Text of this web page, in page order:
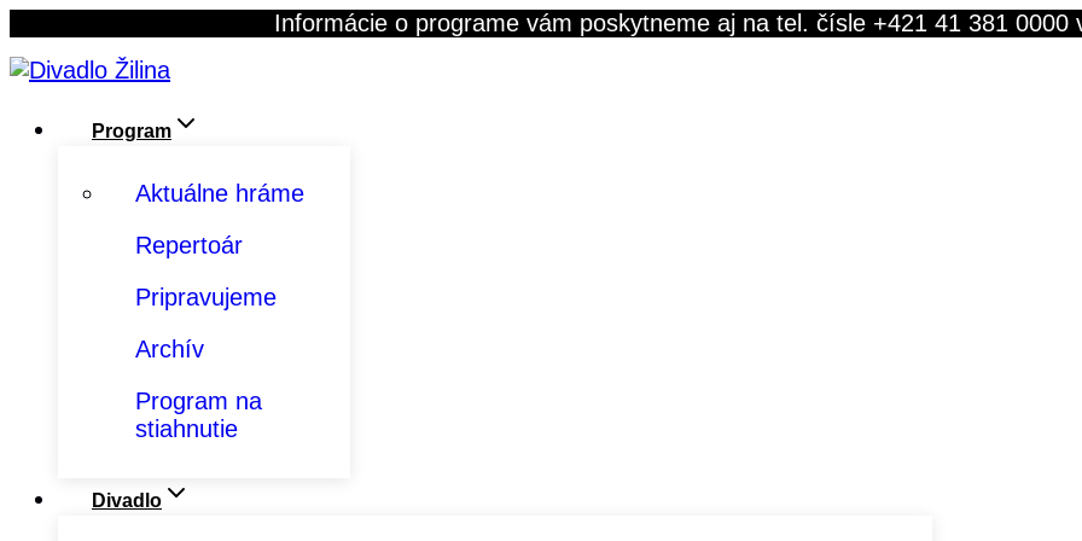
content
Informácie o programe vám poskytneme aj na tel. čísle +421 41 381 0000
Program
Aktuálne hráme
Repertoár
Pripravujeme
Archív
Program na
stiahnutie
Divadlo